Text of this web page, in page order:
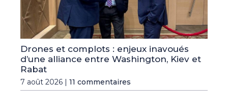
Drones et complots : enjeux inavoués
d’une alliance entre Washington, Kiev et
Rabat
7 août 2026 | 11 commentaires